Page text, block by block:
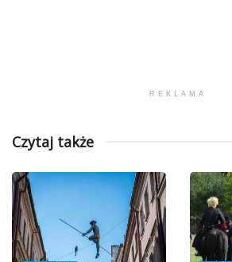
REKLAMA
Czytaj także